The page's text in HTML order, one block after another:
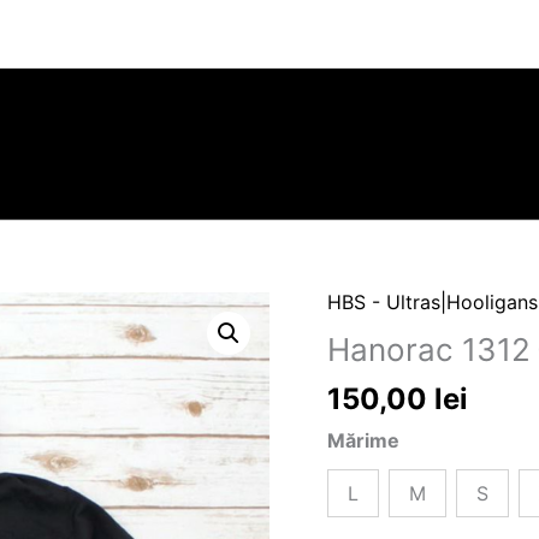
HBS -
Hanorac 1312
150,00 lei
Mărime
L M S
Cantitate
Hanorac
1312
-
GTA